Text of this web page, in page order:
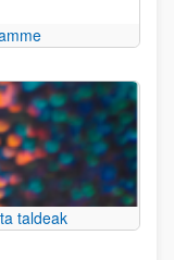
taldeak